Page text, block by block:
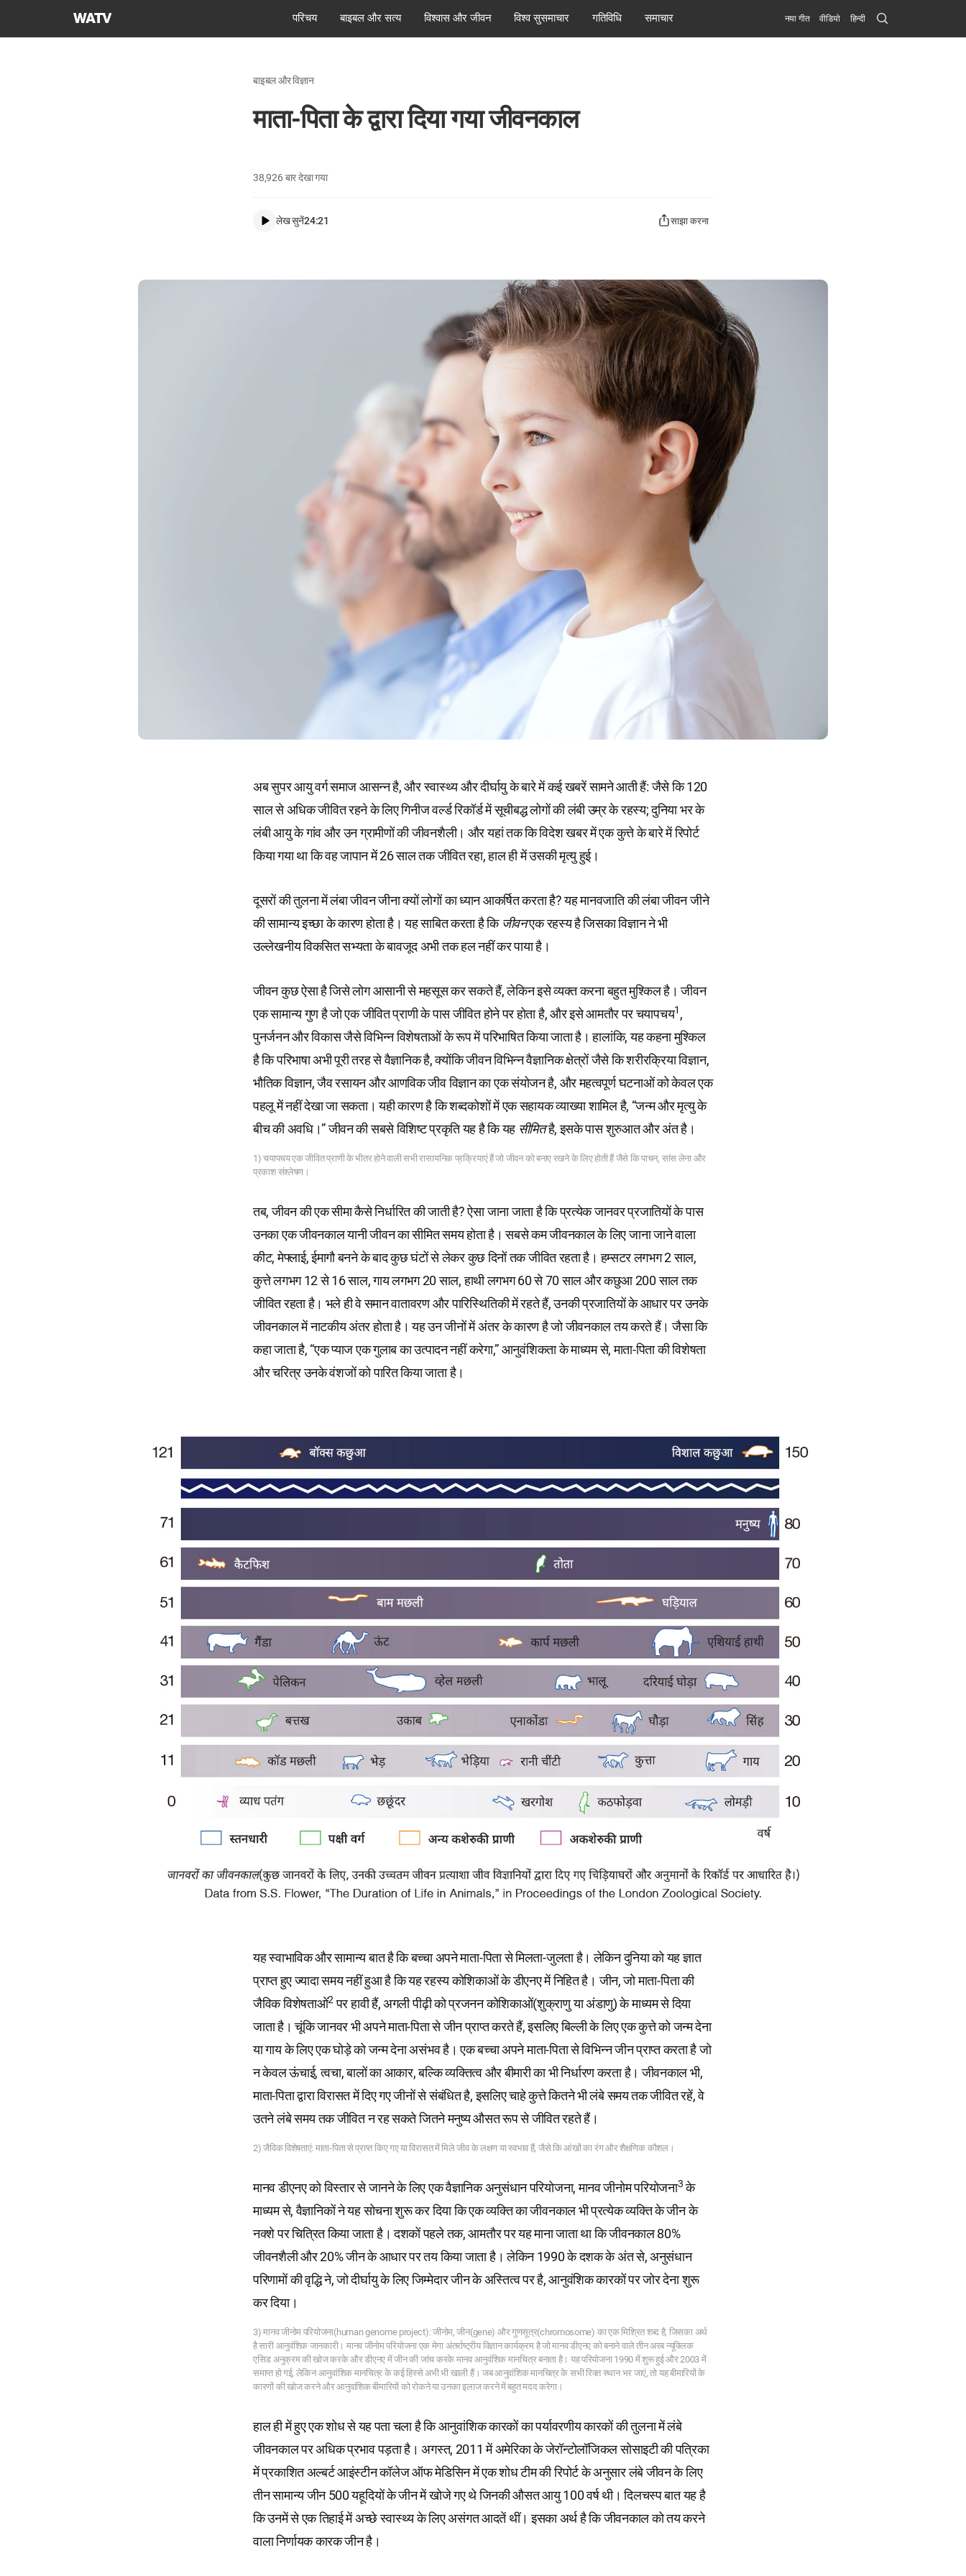
चर्च
परिचय बाइबल और सत्य विश्वास और जीवन विश्व सुसमाचार गतिविधि समाचार नया गीत वीडियो हिन्दी Search
Submit
बाइबल और विज्ञान
माता-पिता के द्वारा दिया गया जीवनकाल
38,926 बार देखा गया
लेख सुनें24:21 साझा करना
अब सुपर आयु वर्ग समाज आसन्न है, और स्वास्थ्य और दीर्घायु के बारे में कई खबरें सामने आती हैं: जैसे कि 120
साल से अधिक जीवित रहने के लिए गिनीज वर्ल्ड रिकॉर्ड में सूचीबद्ध लोगों की लंबी उम्र के रहस्य; दुनिया भर के
लंबी आयु के गांव और उन ग्रामीणों की जीवनशैली। और यहां तक​​ कि विदेश खबर में एक कुत्ते के बारे में रिपोर्ट
किया गया था कि वह जापान में 26 साल तक जीवित रहा, हाल ही में उसकी मृत्यु हुई।
दूसरों की तुलना में लंबा जीवन जीना क्यों लोगों का ध्यान आकर्षित करता है? यह मानवजाति की लंबा जीवन जीने
की सामान्य इच्छा के कारण होता है। यह साबित करता है कि जीवनएक रहस्य है जिसका विज्ञान ने भी
उल्लेखनीय विकसित सभ्यता के बावजूद अभी तक हल नहीं कर पाया है।
जीवन कुछ ऐसा है जिसे लोग आसानी से महसूस कर सकते हैं, लेकिन इसे व्यक्त करना बहुत मुश्किल है। जीवन
एक सामान्य गुण है जो एक जीवित प्राणी के पास जीवित होने पर होता है, और इसे आमतौर पर चयापचय1 ,
पुनर्जनन और विकास जैसे विभिन्न विशेषताओं के रूप में परिभाषित किया जाता है। हालांकि, यह कहना मुश्किल
है कि परिभाषा अभी पूरी तरह से वैज्ञानिक है, क्योंकि जीवन विभिन्न वैज्ञानिक क्षेत्रों जैसे कि शरीरक्रिया विज्ञान,
भौतिक विज्ञान, जैव रसायन और आणविक जीव विज्ञान का एक संयोजन है, और महत्वपूर्ण घटनाओं को केवल एक
पहलू में नहीं देखा जा सकता। यही कारण है कि शब्दकोशों में एक सहायक व्याख्या शामिल है, “जन्म और मृत्यु के
बीच की अवधि।” जीवन की सबसे विशिष्ट प्रकृति यह है कि यह सीमितहै, इसके पास शुरुआत और अंत है।
1) चयापचय एक जीवित प्राणी के भीतर होने वाली सभी रासायनिक प्रक्रियाएं हैं जो जीवन को बनाए रखने के लिए होती हैं जैसे कि पाचन, सांस लेना और
प्रकाश संश्लेषण।
तब, जीवन की एक सीमा कैसे निर्धारित की जाती है? ऐसा जाना जाता है कि प्रत्येक जानवर प्रजातियों के पास
उनका एक जीवनकाल यानी जीवन का सीमित समय होता है। सबसे कम जीवनकाल के लिए जाना जाने वाला
कीट, मेफ्लाई, ईमागौ बनने के बाद कुछ घंटों से लेकर कुछ दिनों तक जीवित रहता है। हम्सटर लगभग 2 साल,
कुत्ते लगभग 12 से 16 साल, गाय लगभग 20 साल, हाथी लगभग 60 से 70 साल और कछुआ 200 साल तक
जीवित रहता है। भले ही वे समान वातावरण और पारिस्थितिकी में रहते हैं, उनकी प्रजातियों के आधार पर उनके
जीवनकाल में नाटकीय अंतर होता है। यह उन जीनों में अंतर के कारण है जो जीवनकाल तय करते हैं। जैसा कि
कहा जाता है, “एक प्याज एक गुलाब का उत्पादन नहीं करेगा,” आनुवंशिकता के माध्यम से, माता-पिता की विशेषता
और चरित्र उनके वंशजों को पारित किया जाता है।
यह स्वाभाविक और सामान्य बात है कि बच्चा अपने माता-पिता से मिलता-जुलता है। लेकिन दुनिया को यह ज्ञात
प्राप्त हुए ज्यादा समय नहीं हुआ है कि यह रहस्य कोशिकाओं के डीएनए में निहित है। जीन, जो माता-पिता की
जैविक विशेषताओं2 पर हावी हैं, अगली पीढ़ी को प्रजनन कोशिकाओं(शुक्राणु या अंडाणु) के माध्यम से दिया
जाता है। चूंकि जानवर भी अपने माता-पिता से जीन प्राप्त करते हैं, इसलिए बिल्ली के लिए एक कुत्ते को जन्म देना
या गाय के लिए एक घोड़े को जन्म देना असंभव है। एक बच्चा अपने माता-पिता से विभिन्न जीन प्राप्त करता है जो
न केवल ऊंचाई, त्वचा, बालों का आकार, बल्कि व्यक्तित्व और बीमारी का भी निर्धारण करता है। जीवनकाल भी,
माता-पिता द्वारा विरासत में दिए गए जीनों से संबंधित है, इसलिए चाहे कुत्ते कितने भी लंबे समय तक जीवित रहें, वे
उतने लंबे समय तक जीवित न रह सकते जितने मनुष्य औसत रूप से जीवित रहते हैं।
2) जैविक विशेषताएं: माता-पिता से प्राप्त किए गए या विरासत में मिले जीव के लक्षण या स्वभाव हैं, जैसे कि आंखों का रंग और शैक्षणिक कौशल।
मानव डीएनए को विस्तार से जानने के लिए एक वैज्ञानिक अनुसंधान परियोजना, मानव जीनोम परियोजना3के
माध्यम से, वैज्ञानिकों ने यह सोचना शुरू कर दिया कि एक व्यक्ति का जीवनकाल भी प्रत्येक व्यक्ति के जीन के
नक्शे पर चित्रित किया जाता है। दशकों पहले तक, आमतौर पर यह माना जाता था कि जीवनकाल 80%
जीवनशैली और 20% जीन के आधार पर तय किया जाता है। लेकिन 1990 के दशक के अंत से, अनुसंधान
परिणामों की वृद्धि ने, जो दीर्घायु के लिए जिम्मेदार जीन के अस्तित्व पर है, आनुवंशिक कारकों पर जोर देना शुरू
कर दिया।
3) मानव जीनोम परियोजना(human genome project): जीनोम, जीन(gene) और गुणसूत्र(chromosome) का एक मिश्रित शब्द है, जिसका अर्थ
है सारी आनुवंशिक जानकारी। मानव जीनोम परियोजना एक मेगा अंतर्राष्ट्रीय विज्ञान कार्यक्रम है जो मानव डीएनए को बनाने वाले तीन अरब न्यूक्लिक
एसिड अनुक्रम की खोज करके और डीएनए में जीन की जांच करके मानव आनुवंशिक मानचित्र बनाता है। यह परियोजना 1990 में शुरू हुई और 2003 में
समाप्त हो गई, लेकिन आनुवांशिक मानचित्र के कई हिस्से अभी भी खाली हैं। जब आनुवांशिक मानचित्र के सभी रिक्त स्थान भर जाएं, तो यह बीमारियों के
कारणों की खोज करने और आनुवांशिक बीमारियों को रोकने या उनका इलाज करने में बहुत मदद करेगा।
हाल ही में हुए एक शोध से यह पता चला है कि आनुवांशिक कारकों का पर्यावरणीय कारकों की तुलना में लंबे
जीवनकाल पर अधिक प्रभाव पड़ता है। अगस्त, 2011 में अमेरिका के जेरॉन्टोलॉजिकल सोसाइटी की पत्रिका
में प्रकाशित अल्बर्ट आइंस्टीन कॉलेज ऑफ मेडिसिन में एक शोध टीम की रिपोर्ट के अनुसार लंबे जीवन के लिए
तीन सामान्य जीन 500 यहूदियों के जीन में खोजे गए थे जिनकी औसत आयु 100 वर्ष थी। दिलचस्प बात यह है
कि उनमें से एक तिहाई में अच्छे स्वास्थ्य के लिए असंगत आदतें थीं। इसका अर्थ है कि जीवनकाल को तय करने
वाला निर्णायक कारक जीन है।